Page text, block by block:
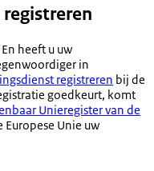
heeft u uw
in
registreren bij de
goedkeurt, komt
Unieregister van de
Europese Unie uw